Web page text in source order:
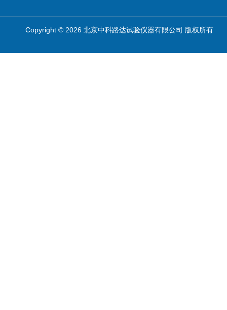
Copyright © 2026 北京中科路达试验仪器有限公司 版权所有